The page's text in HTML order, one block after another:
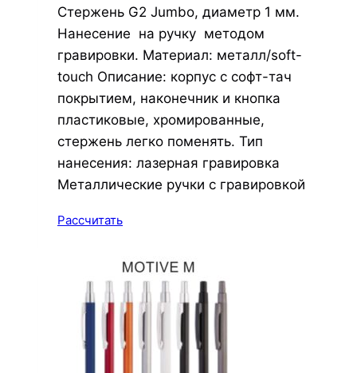
Стержень G2 Jumbo, диаметр 1 мм.
Нанесение на ручку методом
гравировки. Материал: металл/soft-
touch Описание: корпус с софт-тач
покрытием, наконечник и кнопка
пластиковые, хромированные,
стержень легко поменять. Тип
нанесения: лазерная гравировка
Металлические ручки с гравировкой
Рассчитать